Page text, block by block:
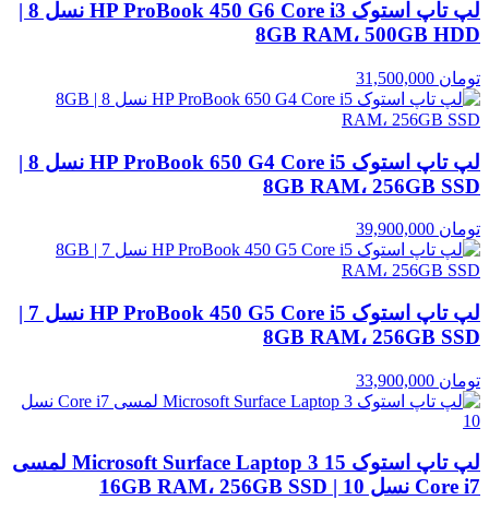
لپ تاپ استوک HP ProBook 450 G6 Core i3 نسل 8 |
8GB RAM، 500GB HDD
تومان
لپ تاپ استوک HP ProBook 650 G4 Core i5 نسل 8 |
8GB RAM، 256GB SSD
تومان
لپ تاپ استوک HP ProBook 450 G5 Core i5 نسل 7 |
8GB RAM، 256GB SSD
تومان
لپ تاپ استوک Microsoft Surface Laptop 3 15 لمسی
Core i7 نسل 10 | 16GB RAM، 256GB SSD